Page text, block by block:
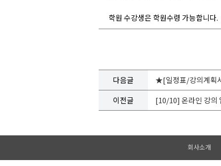
학원 수강생은 학원수령 가능합니다.
다음글
★[일정표/강의계획
이전글
[10/10] 온라인 강의
회사소개